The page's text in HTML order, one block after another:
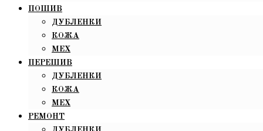
ПОШИВ
ДУБЛЕНКИ
КОЖА
МЕХ
ПЕРЕШИВ
ДУБЛЕНКИ
КОЖА
МЕХ
РЕМОНТ